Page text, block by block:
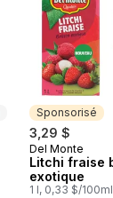
Sponsorisé
3,29 $
Sponsorisé
Del Monte
Litchi fraise
exotique
1 l, 0,33 $/100ml